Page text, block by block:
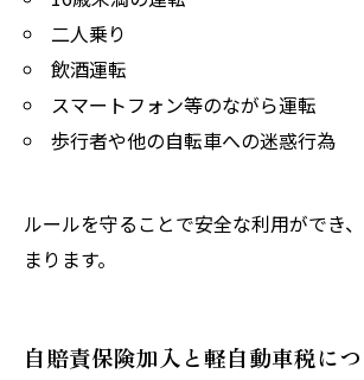
二人乗り
飲酒運転
スマートフォン等のながら運転
歩行者や他の自転車への迷惑行為
ルールを守ることで安全な利用ができ
まります。
自賠責保険加入と軽自動車税に